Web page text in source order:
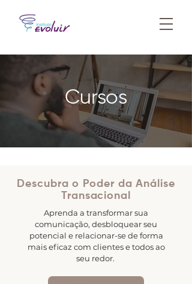
Cursos
Descubra o Poder da Análise
Transacional
Aprenda a transformar sua
comunicação, desbloquear seu
potencial e relacionar-se de forma
mais eficaz com clientes e todos ao
seu redor.